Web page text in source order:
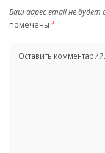
Ваш адрес email не будет
помечены *